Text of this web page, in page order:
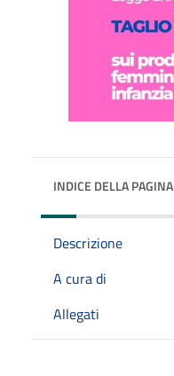
INDICE DELLA PAGINA
Descrizione
A cura di
Allegati